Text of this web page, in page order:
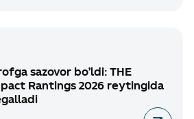
sazovor bo’ldi: THE
Rantings 2026 reytingida